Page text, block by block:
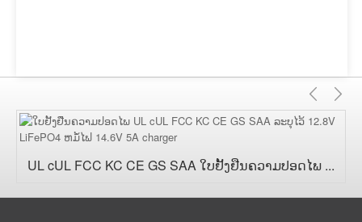
ຜ່ານ
ມາ
UL cUL FCC KC CE GS SAA ໃບຢັ້ງຢືນຄວາມປອດໄພ ...